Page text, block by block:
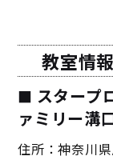
教室情報
スタープ
ァミリー溝
住所：神奈川